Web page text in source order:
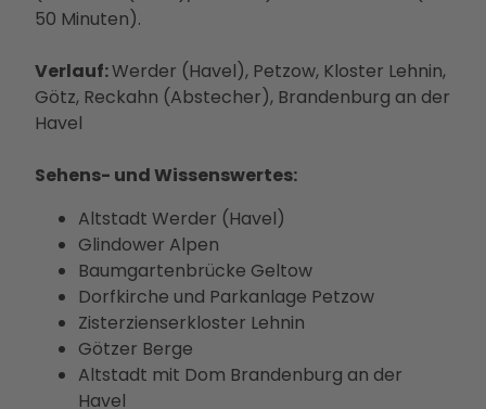
50 Minuten).
Verlauf:Werder (Havel), Petzow, Kloster Lehnin,
Götz, Reckahn (Abstecher), Brandenburg an der
Havel
Sehens- und Wissenswertes:
Altstadt Werder (Havel)
Glindower Alpen
Baumgartenbrücke Geltow
Dorfkirche und Parkanlage Petzow
Zisterzienserkloster Lehnin
Götzer Berge
Altstadt mit Dom Brandenburg an der
Havel